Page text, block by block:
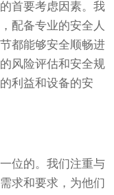
首要考虑因素。我
配备专业的安全人
都能够安全顺畅进
风险评估和安全规
利益和设备的安
位的。我们注重与
求和要求，为他们